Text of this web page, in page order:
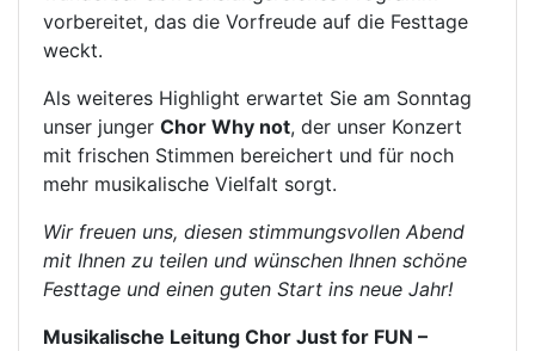
vorbereitet, das die Vorfreude auf die Festtage
weckt.
Als weiteres Highlight erwartet Sie am Sonntag
unser junger Chor Why not, der unser Konzert
mit frischen Stimmen bereichert und für noch
mehr musikalische Vielfalt sorgt.
Wir freuen uns, diesen stimmungsvollen Abend
mit Ihnen zu teilen und wünschen Ihnen schöne
Festtage und einen guten Start ins neue Jahr!
Musikalische Leitung Chor Just for FUN –